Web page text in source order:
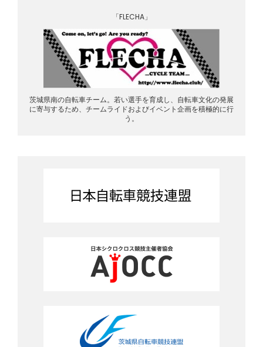
「FLECHA」
茨城県南の自転車チーム。若い選手を育成し、自転車文化の発展
に寄与するため、チームライドおよびイベント企画を積極的に行
う。